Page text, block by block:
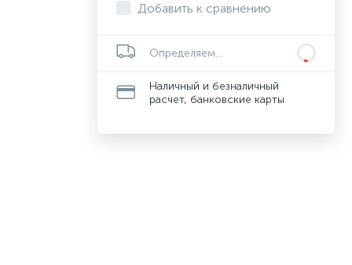
Добавить к сравнению
Определяем...
Наличный и безналичный
расчет, банковские карты